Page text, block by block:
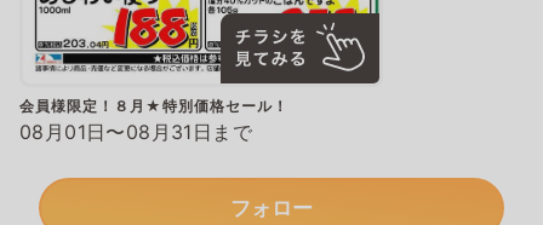
会員様限定！８月★特別価格セール！
08月01日〜08月31日まで
フォロー